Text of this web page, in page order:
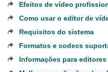
Efeitos de vídeo
Como usar o editor de
Requisitos do sistema
Formatos e codecs
Informações para editores